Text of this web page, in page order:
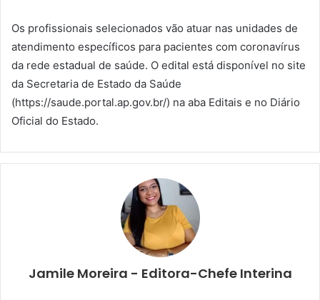
Os profissionais selecionados vão atuar nas unidades de
atendimento específicos para pacientes com coronavírus
da rede estadual de saúde. O edital está disponível no site
da Secretaria de Estado da Saúde
(https://saude.portal.ap.gov.br/) na aba Editais e no Diário
Oficial do Estado.
Jamile Moreira - Editora-Chefe Interina